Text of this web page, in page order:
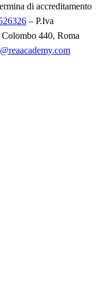
di accreditamento
– P.Iva
440, Roma